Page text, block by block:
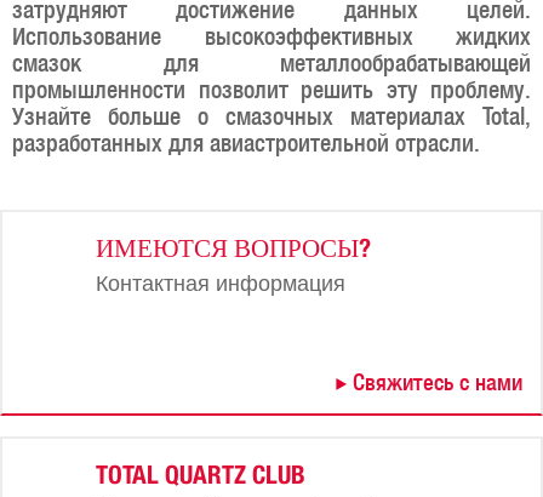
затрудняют достижение данных целей.
Использование высокоэффективных жидких
смазок для металлообрабатывающей
промышленности позволит решить эту проблему.
Узнайте больше о смазочных материалах Total,
разработанных для авиастроительной отрасли.
ИМЕЮТСЯ ВОПРОСЫ?
Контактная информация
Свяжитесь с нами
TOTAL QUARTZ CLUB